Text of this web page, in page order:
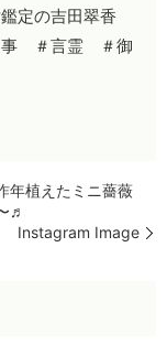
定の吉田翠香
事 ＃言霊 ＃御
年植えたミニ薔薇
♬
Instagram Image